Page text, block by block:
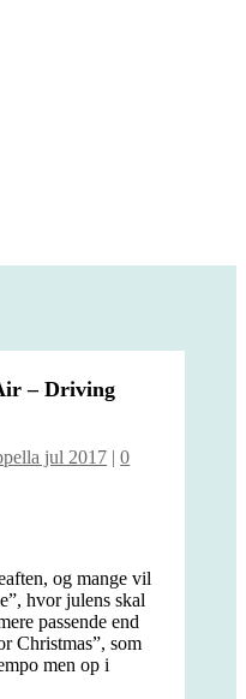
– Driving
jul 2017 |0
og mange vil
hvor julens skal
passende end
Christmas”, som
men op i